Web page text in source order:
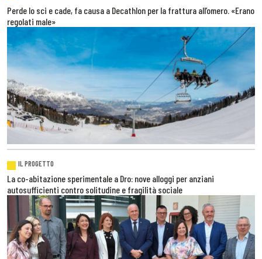
Perde lo sci e cade, fa causa a Decathlon per la frattura all’omero. «Erano
regolati male»
IL PROGETTO
La co-abitazione sperimentale a Dro: nove alloggi per anziani
autosufficienti contro solitudine e fragilità sociale